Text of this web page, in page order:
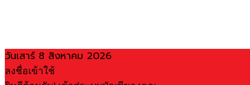
วันเสาร์ 8 สิงหาคม 2026
ลงชื่อเข้าใช้